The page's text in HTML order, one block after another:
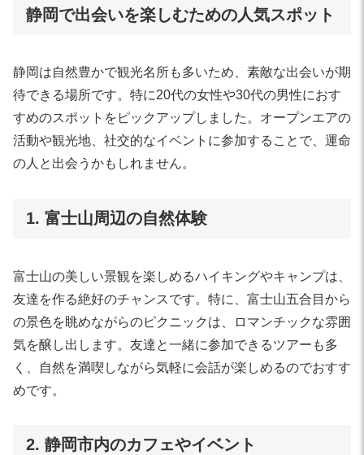
静岡で出会いを楽しむための人気スポット
静岡は自然豊かで観光名所も多いため、素敵な出会いが期
待できる場所です。特に20代の女性や30代の男性におす
すめのスポットをピックアップしました。オープンエアの
活動や観光地、社交的なイベントに参加することで、運命
の人と出会うかもしれません。
1. 富士山周辺の自然体験
富士山の美しい景観を楽しめるハイキングやキャンプは、
友達を作る絶好のチャンスです。特に、富士山五合目から
の景色を眺めながらのピクニックは、ロマンチックな雰囲
気を醸し出します。友達と一緒に参加できるツアーも多
く、自然を満喫しながら気軽に会話が楽しめるのでおすす
めです。
2. 静岡市内のカフェやイベント